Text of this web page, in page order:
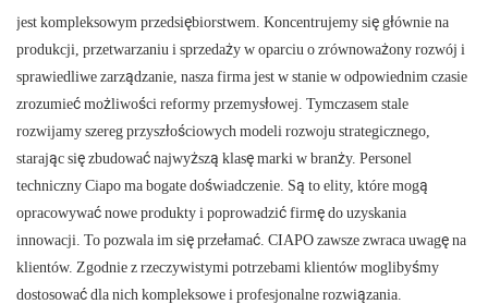
jest kompleksowym przedsiębiorstwem. Koncentrujemy się głównie na
produkcji, przetwarzaniu i sprzedaży w oparciu o zrównoważony rozwój i
sprawiedliwe zarządzanie, nasza firma jest w stanie w odpowiednim czasie
zrozumieć możliwości reformy przemysłowej. Tymczasem stale
rozwijamy szereg przyszłościowych modeli rozwoju strategicznego,
starając się zbudować najwyższą klasę marki w branży. Personel
techniczny Ciapo ma bogate doświadczenie. Są to elity, które mogą
opracowywać nowe produkty i poprowadzić firmę do uzyskania
innowacji. To pozwala im się przełamać. CIAPO zawsze zwraca uwagę na
klientów. Zgodnie z rzeczywistymi potrzebami klientów moglibyśmy
dostosować dla nich kompleksowe i profesjonalne rozwiązania.